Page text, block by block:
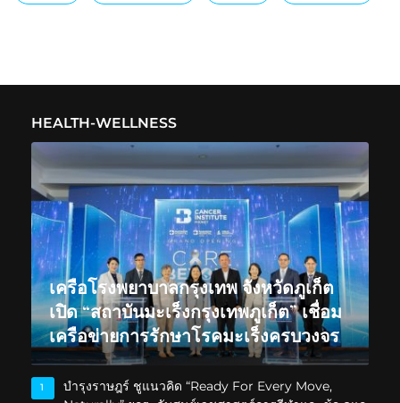
HEALTH-WELLNESS
เครือโรงพยาบาลกรุงเทพ จังหวัดภูเก็ต
เปิด “สถาบันมะเร็งกรุงเทพภูเก็ต” เชื่อม
เครือข่ายการรักษาโรคมะเร็งครบวงจร
1
บำรุงราษฎร์ ชูแนวคิด “Ready For Every Move,